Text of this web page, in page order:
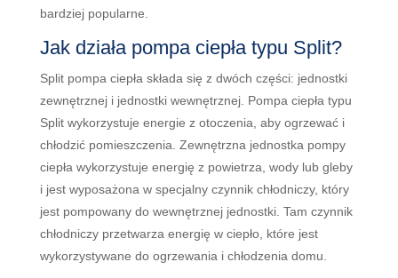
bardziejpopularne.
Jak działa pompa ciepła typu Split?
Split pompa ciepła składa się z dwóch części: jednostki
zewnętrznej i jednostki wewnętrznej. Pompa ciepła typu
Split wykorzystuje energie z otoczenia, aby ogrzewać i
chłodzić pomieszczenia. Zewnętrzna jednostka pompy
ciepła wykorzystuje energię z powietrza, wody lub gleby
i jest wyposażona w specjalny czynnik chłodniczy, który
jest pompowany do wewnętrznej jednostki. Tam czynnik
chłodniczy przetwarza energię w ciepło, które jest
wykorzystywane do ogrzewania i chłodzenia domu.